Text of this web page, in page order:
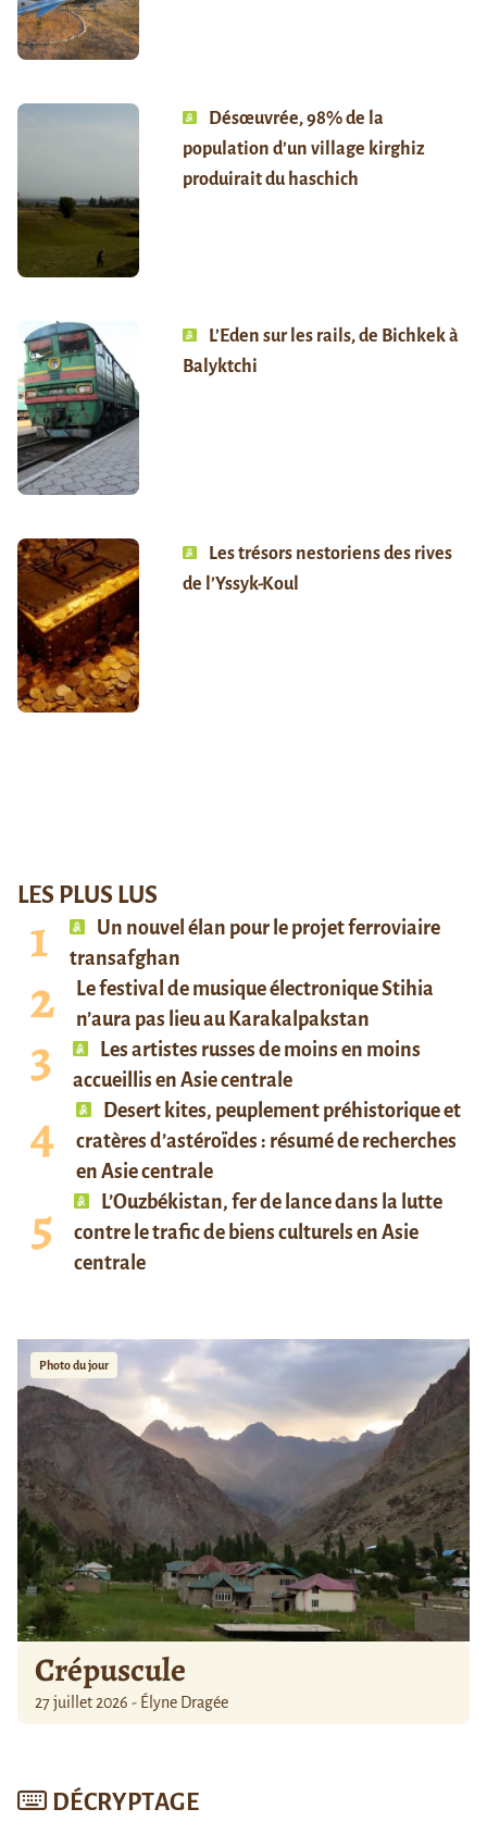
Désœuvrée, 98% de la
population d’un village kirghiz
produirait du haschich
L’Eden sur les rails, de Bichkek à
Balyktchi
Les trésors nestoriens des rives
de l’Yssyk-Koul
LES PLUS LUS
Un nouvel élan pour le projet ferroviaire
transafghan
Le festival de musique électronique Stihia
n’aura pas lieu au Karakalpakstan
Les artistes russes de moins en moins
accueillis en Asie centrale
Desert kites, peuplement préhistorique et
cratères d’astéroïdes : résumé de recherches
en Asie centrale
L’Ouzbékistan, fer de lance dans la lutte
contre le trafic de biens culturels en Asie
centrale
Photo du jour
Crépuscule
27 juillet 2026 - Élyne Dragée
DÉCRYPTAGE